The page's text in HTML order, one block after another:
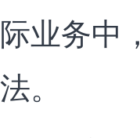
际业务中
法。